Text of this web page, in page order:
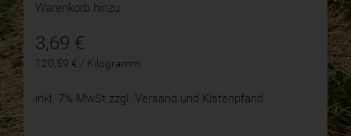
Warenkorb hinzu.
3,69 €
120,59 € / Kilogramm
inkl. 7% MwSt zzgl. Versand und Kistenpfand